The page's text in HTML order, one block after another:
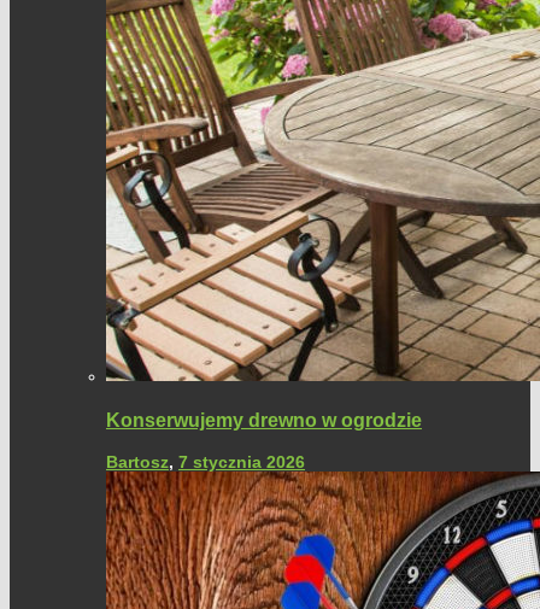
Konserwujemy drewno w ogrodzie
Bartosz, 7 stycznia 2026